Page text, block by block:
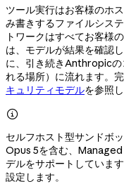
ツール実行はお客様のホ
み書きするファイルシス
トワークはすべてお客様
は、モデルが結果を確認
に、引き続きAnthropicの
れる場所）に流れます。
キュリティモデルを参照

セルフホスト型サンドボ
Opus 5を含む、
デルをサポートしていま
設定します。